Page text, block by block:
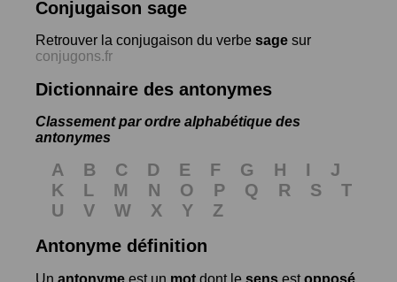
Conjugaison sage
Retrouver la conjugaison du verbe sage sur
conjugons.fr
Dictionnaire des antonymes
Classement par ordre alphabétique des
antonymes
A B C D E F G H I
J
K
L M N O P Q R S
T
U
V W X Y
Z
Antonyme définition
Un antonyme est un mot dont le sens estopposé